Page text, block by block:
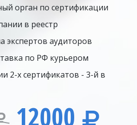
орган по сертификации
в реестр
экспертов аудиторов
по РФ курьером
2-х сертификатов - 3-й в
12000